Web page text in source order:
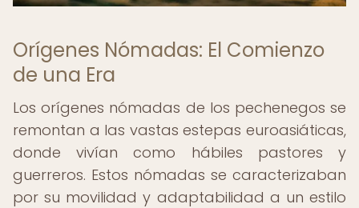
Orígenes Nómadas: El Comienzo
de una Era
Los orígenes nómadas de los pechenegos se
remontan a las vastas estepas euroasiáticas,
donde vivían como hábiles pastores y
guerreros. Estos nómadas se caracterizaban
por su movilidad y adaptabilidad a un estilo